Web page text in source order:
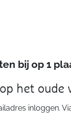
bij op 1
het oude
inloggen.